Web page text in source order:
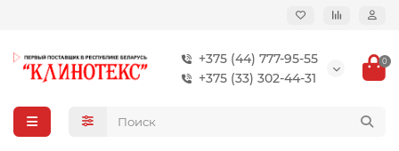
+375 (44) 777-95-55
+375 (33) 302-44-31
0